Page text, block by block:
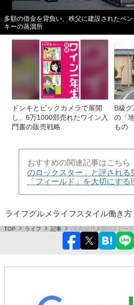
多額の借金を背負い、秩父に建設されたベ
キーの蒸溜所
ドンキとビックカメラで展開
し、6万1000部売れたワイン入
門書の販売戦略
B級
の「
もの
おすすめの関連記事はこちら
のロックスター」と評される
「フィールド」を大切にする
ライフグルメ ライフスタイル働き方
TOP ライフ 記事 [写真]前代未聞のスピー